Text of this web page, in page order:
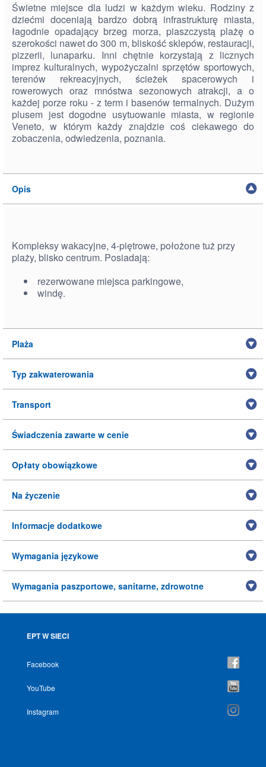
Świetne miejsce dla ludzi w każdym wieku. Rodziny z
dziećmi doceniają bardzo dobrą infrastrukturę miasta,
łagodnie opadający brzeg morza, piaszczystą plażę o
szerokości nawet do 300 m, bliskość sklepów, restauracji,
pizzerii, lunaparku. Inni chętnie korzystają z licznych
imprez kulturalnych, wypożyczalni sprzętów sportowych,
terenów rekreacyjnych, ścieżek spacerowych i
rowerowych oraz mnóstwa sezonowych atrakcji, a o
każdej porze roku - z term i basenów termalnych. Dużym
plusem jest dogodne usytuowanie miasta, w regionie
Veneto, w którym każdy znajdzie coś ciekawego do
zobaczenia, odwiedzenia, poznania.
Opis
Kompleksy wakacyjne, 4-piętrowe, położone tuż przy
plaży, blisko centrum. Posiadają:
rezerwowane miejsca parkingowe,
windę.
Plaża
Typ zakwaterowania
Transport
Świadczenia zawarte w cenie
Opłaty obowiązkowe
Na życzenie
Informacje dodatkowe
Wymagania językowe
Wymagania paszportowe, sanitarne, zdrowotne
EPT W SIECI
Facebook
YouTube
Instagram